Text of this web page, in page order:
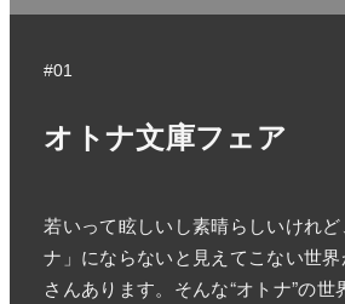
#01
オトナ文庫フェア
若いって眩しいし素晴らしいけれ
ナ」にならないと見えてこない世界
さんあります。そんな“オトナ”の世